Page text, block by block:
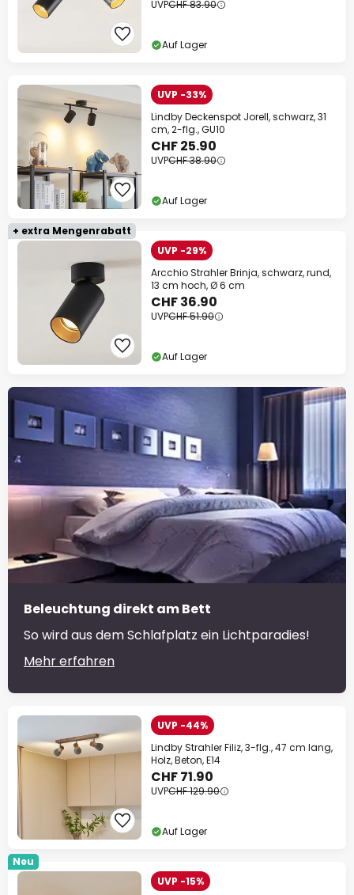
UVPCHF 83.90
Auf Lager
UVP -33%
Lindby Deckenspot Jorell, schwarz, 31
cm, 2-flg., GU10
CHF 25.90
UVPCHF 38.90
Auf Lager
+ extra Mengenrabatt
UVP -29%
Arcchio Strahler Brinja, schwarz, rund,
13 cm hoch, Ø 6 cm
CHF 36.90
UVPCHF 51.90
Auf Lager
Beleuchtung direkt am Bett
So wird aus dem Schlafplatz ein Lichtparadies!
Mehr erfahren
UVP -44%
Lindby Strahler Filiz, 3-flg., 47 cm lang,
Holz, Beton, E14
CHF 71.90
UVPCHF 129.90
Auf Lager
Neu
UVP -15%